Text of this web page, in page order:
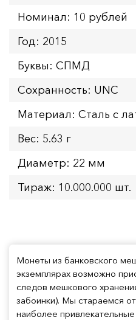
Номинал: 10 рублей
Год: 2015
Буквы: СПМД
Сохранность: UNC
Материал: Сталь с
Вес: 5.63 г
Диаметр: 22 мм
Тираж: 10.000.000 шт.
Монеты из банковского
экземплярах возможно
следов мешкового
забоинки). Мы стараемся
наиболее